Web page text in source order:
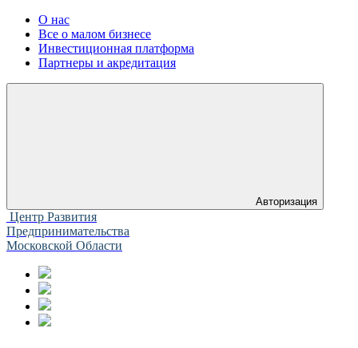
О нас
Все о малом бизнесе
Инвестиционная платформа
Партнеры и акредитация
Авторизация
Центр Развития
Предпринимательства
Московской Области